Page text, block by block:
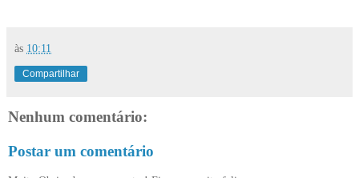
às 10:11
Compartilhar
Nenhum comentário:
Postar um comentário